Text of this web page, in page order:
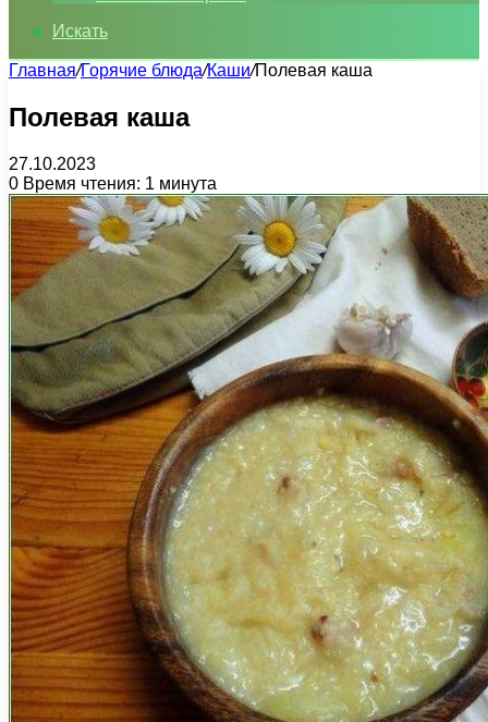
Искать
Главная/Горячие блюда/Каши/Полевая каша
Полевая каша
27.10.2023
0 Время чтения: 1 минута